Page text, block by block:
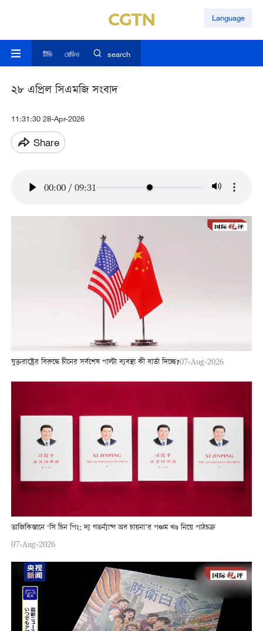
Language
টিভি রেডিও search
২৮ এপ্রিল সিএমজি সংবাদ
11:31:30 28-Apr-2026
Share
00:00 / 09:31
যুক্তরাষ্ট্রের বিরুদ্ধে চীনের সর্বশেষ পাল্টা ব্যবস্থা কী বার্তা দিচ্ছে?07-Aug-2026
তাজিকিস্তানে ‘সি চিন পিং: দ্য গভর্ন্যান্স অব চায়না’র পঞ্চম খণ্ড নিয়ে পাঠচক্র
07-Aug-2026